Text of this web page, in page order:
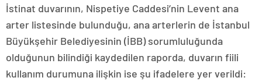
İstinat duvarının, Nispetiye Caddesi’nin Levent ana
arter listesinde bulunduğu, ana arterlerin de İstanbul
Büyükşehir Belediyesinin (İBB) sorumluluğunda
olduğunun bilindiği kaydedilen raporda, duvarın fiili
kullanım durumuna ilişkin ise şu ifadelere yer verildi: